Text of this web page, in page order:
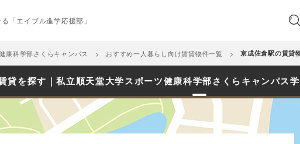
「エイブル進学応援部」
康科学部さくらキャンパス おすすめ一人暮らし向け賃貸物件一覧 京成佐倉駅の賃貸
貸を探す｜私立順天堂大学スポーツ健康科学部さくらキャンパス